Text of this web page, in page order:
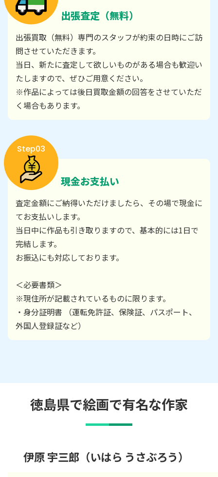
出張査定（無料）
出張買取（無料）専門のスタッフが約束の日時にご訪
問させていただきます。
当日、新たに査定して欲しいものがある場合も歓迎い
たしますので、ぜひご用意ください。
※作品によっては後日買取金額の回答をさせていただ
く場合もあります。
Step03
現金お支払い
査定金額にご納得いただけましたら、その場で現金に
てお支払いします。
当日中に作品も引き取りますので、基本的には1日で
完結します。
お振込にも対応しております。
＜必要書類＞
※現住所が記載されているものに限ります。
・身分証明書 （運転免許証、保険証、パスポート、
外国人登録証など）
徳島県で絵画で有名な作家
伊原 宇三郎（いはら うさぶろう）